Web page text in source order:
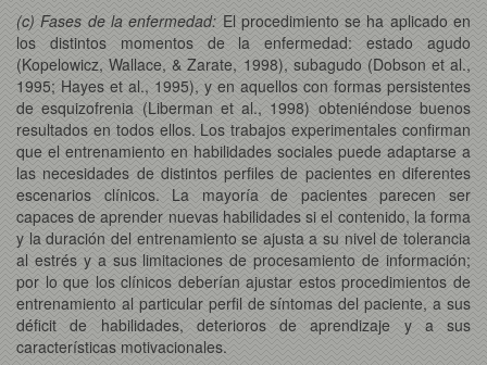
(c) Fases de la enfermedad: El procedimiento se ha aplicado en
los distintos momentos de la enfermedad: estado agudo
(Kopelowicz, Wallace, & Zarate, 1998), subagudo (Dobson et al.,
1995; Hayes et al., 1995), y en aquellos con formas persistentes
de esquizofrenia (Liberman et al., 1998) obteniéndose buenos
resultados en todos ellos. Los trabajos experimentales confirman
que el entrenamiento en habilidades sociales puede adaptarse a
las necesidades de distintos perfiles de pacientes en diferentes
escenarios clínicos. La mayoría de pacientes parecen ser
capaces de aprender nuevas habilidades si el contenido, la forma
y la duración del entrenamiento se ajusta a su nivel de tolerancia
al estrés y a sus limitaciones de procesamiento de información;
por lo que los clínicos deberían ajustar estos procedimientos de
entrenamiento al particular perfil de síntomas del paciente, a sus
déficit de habilidades, deterioros de aprendizaje y a sus
características motivacionales.